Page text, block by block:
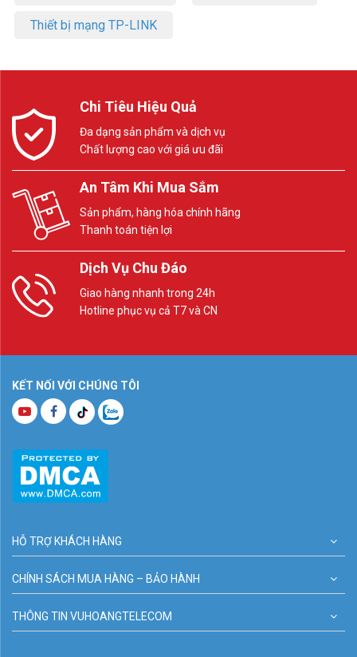
Thiết bị mạng TP-LINK
Chi Tiêu Hiệu Quả
Đa dạng sản phẩm và dịch vụ
Chất lượng cao với giá ưu đãi
An Tâm Khi Mua Sắm
Sản phẩm, hàng hóa chính hãng
Thanh toán tiện lợi
Dịch Vụ Chu Đáo
Giao hàng nhanh trong 24h
Hotline phục vụ cả T7 và CN
KẾT NỐI VỚI CHÚNG TÔI
HỖ TRỢ KHÁCH HÀNG
CHÍNH SÁCH MUA HÀNG – BẢO HÀNH
THÔNG TIN VUHOANGTELECOM